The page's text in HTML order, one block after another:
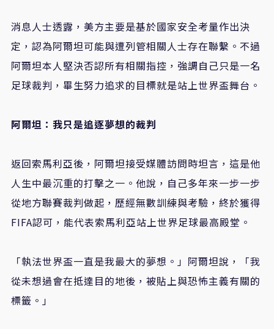
消息人士透露，美方主要是基於國家安全考量作出決
定，認為阿爾坦可能與遭列管相關人士存在聯繫。不過
阿爾坦本人堅決否認所有相關指控，強調自己只是一名
足球裁判，畢生努力追求的目標就是站上世界盃舞台。
阿爾坦：我只是追逐夢想的裁判
返回索馬利亞後，阿爾坦接受媒體訪問時坦言，這是他
人生中最沉重的打擊之一。他說，自己多年來一步一步
從地方聯賽裁判做起，歷經無數訓練與考驗，終於獲得
FIFA認可，能代表索馬利亞站上世界足球最高殿堂。
「執法世界盃一直是我最大的夢想。」阿爾坦說，「我
從未想過會在抵達目的地後，被貼上與恐怖主義有關的
標籤。」